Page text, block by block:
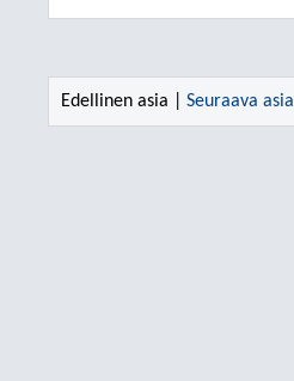
Edellinen asia | Seuraava asia